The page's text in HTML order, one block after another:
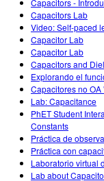
Capacitors -
Capacitors Lab
Video: Self-paced
Capacitor Lab
Capacitor Lab
Capacitors and
Explorando el
Capacitores no
Lab: Capacitance
PhET Student
Constants
Práctica de
Práctica con
Laboratorio virtual
Lab about